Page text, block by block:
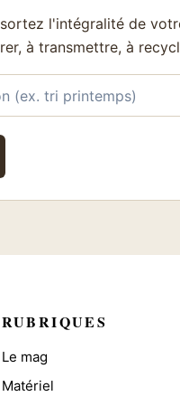
l'intégralité de
à transmettre, à
RUBRIQUES
Le mag
Matériel